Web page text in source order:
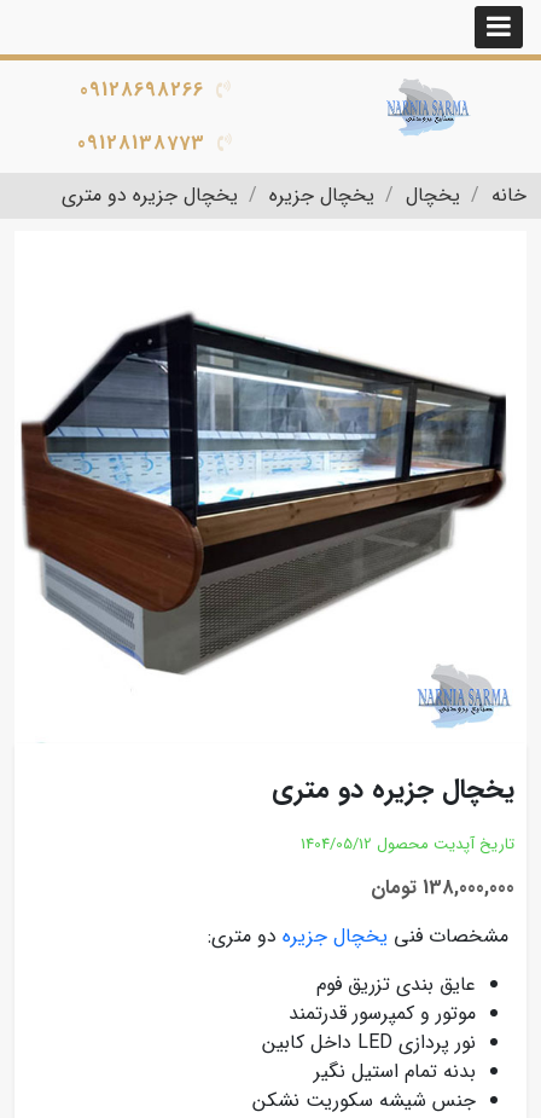
09128698266
09128138773
خانه
یخچال یخچال جزیره یخچال جزیره دو متری
یخچال جزیره دو متری
تاریخ آپدیت محصول 1404/05/12
138,000,000 تومان
مشخصات فنی یخچال جزیره دو متری:
عایق بندی تزریق فوم
موتور و کمپرسور قدرتمند
نور پردازی LED داخل کابین
بدنه تمام استیل نگیر
جنس شیشه سکوریت نشکن